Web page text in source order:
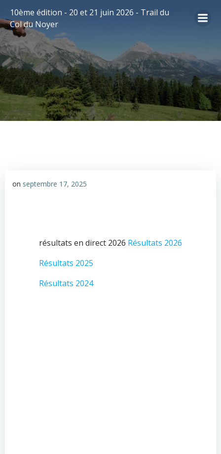
au
10ème édition - 20 et 21 juin 2026 - Trail du
Col du Noyer
on septembre 17, 2025
résultats en direct 2026 Résultats 2026
Résultats 2025
Résultats 2024